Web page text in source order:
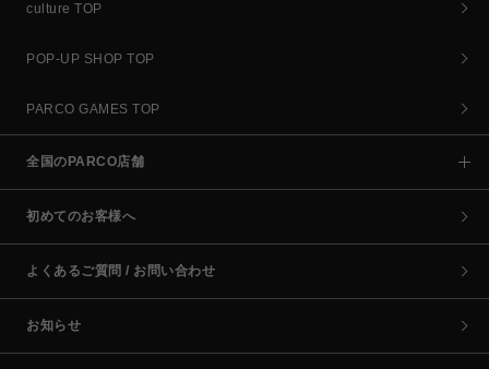
culture TOP
POP-UP SHOP TOP
PARCO GAMES TOP
全国のPARCO店舗
初めてのお客様へ
よくあるご質問 / お問い合わせ
お知らせ